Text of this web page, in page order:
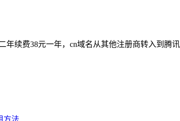
年续费38元一年，cn域名从其他注册商转入到
方法